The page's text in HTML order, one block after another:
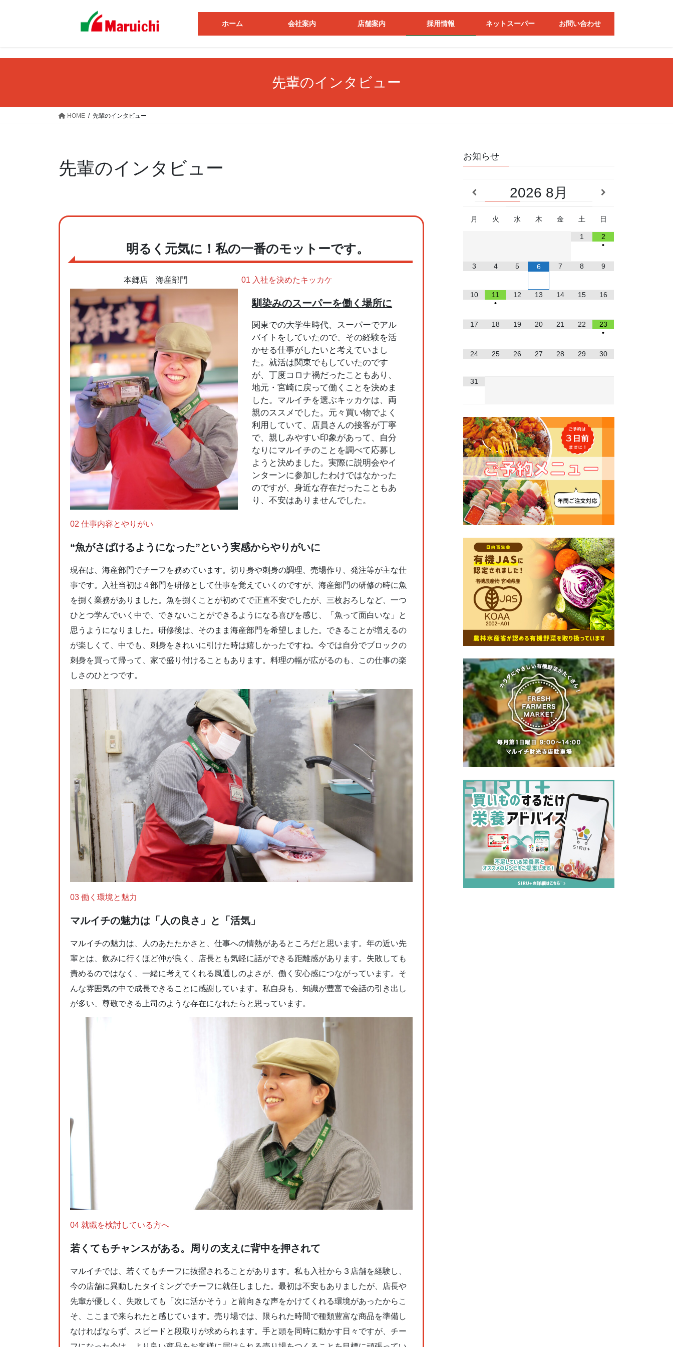
ホーム 会社案内 店舗案内 採用情報 ネットスーパー お問い合わせ
先輩のインタビュー
HOME 先輩のインタビュー
先輩のインタビュー
明るく元気に！ 私の一番のモットーです。
本郷店 海産部門 01 入社を決めたキッカケ
馴染みのスーパーを働く場所に
関東での大学生時代、スーパーでアル
バイトをしていたので、その経験を活
かせる仕事がしたいと考えていまし
た。就活は関東でもしていたのです
が、丁度コロナ禍だったこともあり、
地元・宮崎に戻って働くことを決めま
した。マルイチを選ぶキッカケは、両
親のススメでした。元々買い物でよく
利用していて、店員さんの接客が丁寧
で、親しみやすい印象があって、自分
なりにマルイチのことを調べて応募し
ようと決めました。実際に説明会やイ
ンターンに参加したわけではなかった
のですが、身近な存在だったこともあ
り、不安はありませんでした。
02 仕事内容とやりがい
“魚がさばけるようになった”という実感からやりがいに
現在は、海産部門でチーフを務めています。切り身や刺身の調理、売場作り、発注等が主な仕
事です。入社当初は４部門を研修として仕事を覚えていくのですが、海産部門の研修の時に魚
を捌く業務がありました。魚を捌くことが初めてで正直不安でしたが、三枚おろしなど、一つ
ひとつ学んでいく中で、できないことができるようになる喜びを感じ、「魚って面白いな」と
思うようになりました。研修後は、そのまま海産部門を希望しました。できることが増えるの
が楽しくて、中でも、刺身をきれいに引けた時は嬉しかったですね。今では自分でブロックの
刺身を買って帰って、家で盛り付けることもあります。料理の幅が広がるのも、この仕事の楽
しさのひとつです。
03 働く環境と魅力
マルイチの魅力は「人の良さ」と「活気」
マルイチの魅力は、人のあたたかさと、仕事への情熱があるところだと思います。年の近い先
輩とは、飲みに行くほど仲が良く、店長とも気軽に話ができる距離感があります。失敗しても
責めるのではなく、一緒に考えてくれる風通しのよさが、働く安心感につながっています。そ
んな雰囲気の中で成長できることに感謝しています。私自身も、知識が豊富で会話の引き出し
が多い、尊敬できる上司のような存在になれたらと思っています。
04 就職を検討している方へ
若くてもチャンスがある。周りの支えに背中を押されて
マルイチでは、若くてもチーフに抜擢されることがあります。私も入社から３店舗を経験し、
今の店舗に異動したタイミングでチーフに就任しました。最初は不安もありましたが、店長や
先輩が優しく、失敗しても「次に活かそう」と前向きな声をかけてくれる環境があったからこ
そ、ここまで来られたと感じています。売り場では、限られた時間で種類豊富な商品を準備し
なければならず、スピードと段取りが求められます。手と頭を同時に動かす日々ですが、チー
お知らせ
2026 8月
月 火 水 木 金 土 日
1
2
•
3 4 5 6 7 8 9
10
11
•
12 13 14 15 16
17 18 19 20 21 22
23
•
24 25 26 27 28 29 30
31